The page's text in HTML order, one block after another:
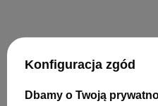
KLIENCI,
Konfiguracja zgód
Dbamy o Twoją